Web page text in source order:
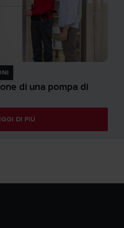
di una pompa di
DI PIÙ